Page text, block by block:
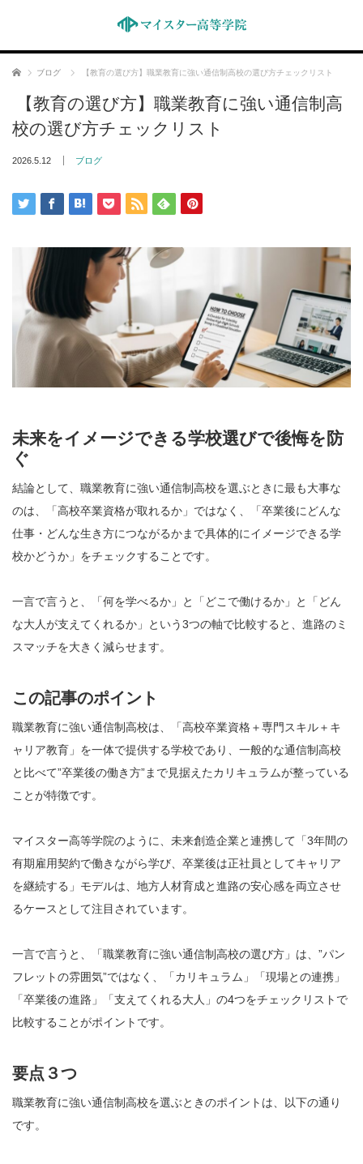
ホーム ブログ 【教育の選び方】職業教育に強い通信制高校の選び方チェックリスト
【教育の選び方】職業教育に強い通信制高
校の選び方チェックリスト
2026.5.12 ブログ
未来をイメージできる学校選びで後悔を防
ぐ
結論として、職業教育に強い通信制高校を選ぶときに最も大事な
のは、「高校卒業資格が取れるか」ではなく、「卒業後にどんな
仕事・どんな生き方につながるかまで具体的にイメージできる学
校かどうか」をチェックすることです。
一言で言うと、「何を学べるか」と「どこで働けるか」と「どん
な大人が支えてくれるか」という3つの軸で比較すると、進路のミ
スマッチを大きく減らせます。
この記事のポイント
職業教育に強い通信制高校は、「高校卒業資格＋専門スキル＋キ
ャリア教育」を一体で提供する学校であり、一般的な通信制高校
と比べて”卒業後の働き方”まで見据えたカリキュラムが整っている
ことが特徴です。
マイスター高等学院のように、未来創造企業と連携して「3年間の
有期雇用契約で働きながら学び、卒業後は正社員としてキャリア
を継続する」モデルは、地方人材育成と進路の安心感を両立させ
るケースとして注目されています。
一言で言うと、「職業教育に強い通信制高校の選び方」は、”パン
フレットの雰囲気”ではなく、「カリキュラム」「現場との連携」
「卒業後の進路」「支えてくれる大人」の4つをチェックリストで
比較することがポイントです。
要点３つ
職業教育に強い通信制高校を選ぶときのポイントは、以下の通り
です。